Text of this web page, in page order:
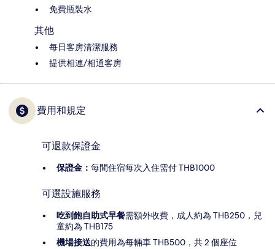
免費瓶裝水
其他
每日客房清潔服務
提供相連/相通客房
費用和規定
可退款保證金
保證金： 每間住宿每次入住需付 THB1000
可選設施服務
吃到飽自助式早餐需額外收費，成人約為 THB250，兒
童約為 THB175
機場接送的費用為每輛車 THB500，共 2 個座位